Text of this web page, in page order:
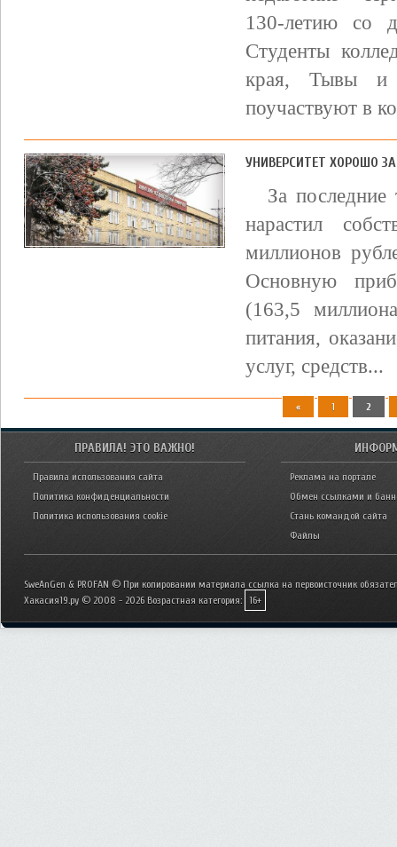
130-летию со
Студенты
края, Тывы и
поучаствуют в
УНИВЕРСИТЕТ ХОРОШО
За последние
нарастил
миллионов
Основную
(163,5
питания,
услуг, средств...
« 1 2
ПРАВИЛА! ЭТО ВАЖНО!
Правила использования сайта
Политика конфиденциальности
Политика использования cookie
Реклама на портале
Обмен ссылками и
Стань командой сайта
Файлы
SweAnGen & PROFAN © При копировании материала ссылка на первоисточник
Хакасия19.ру © 2008 - 2026 Возрастная категория: 16+